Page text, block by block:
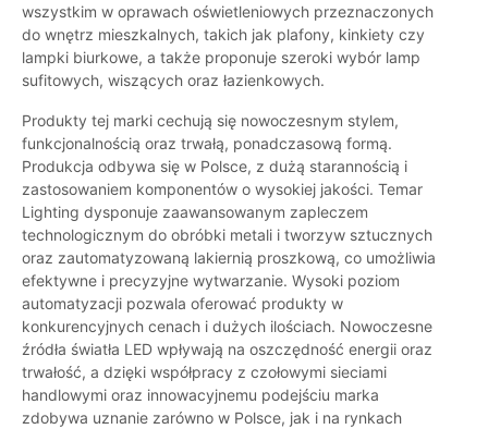
wszystkim w oprawach oświetleniowych przeznaczonych
do wnętrz mieszkalnych, takich jak plafony, kinkiety czy
lampki biurkowe, a także proponuje szeroki wybór lamp
sufitowych, wiszących oraz łazienkowych.
Produkty tej marki cechują się nowoczesnym stylem,
funkcjonalnością oraz trwałą, ponadczasową formą.
Produkcja odbywa się w Polsce, z dużą starannością i
zastosowaniem komponentów o wysokiej jakości. Temar
Lighting dysponuje zaawansowanym zapleczem
technologicznym do obróbki metali i tworzyw sztucznych
oraz zautomatyzowaną lakiernią proszkową, co umożliwia
efektywne i precyzyjne wytwarzanie. Wysoki poziom
automatyzacji pozwala oferować produkty w
konkurencyjnych cenach i dużych ilościach. Nowoczesne
źródła światła LED wpływają na oszczędność energii oraz
trwałość, a dzięki współpracy z czołowymi sieciami
handlowymi oraz innowacyjnemu podejściu marka
zdobywa uznanie zarówno w Polsce, jak i na rynkach